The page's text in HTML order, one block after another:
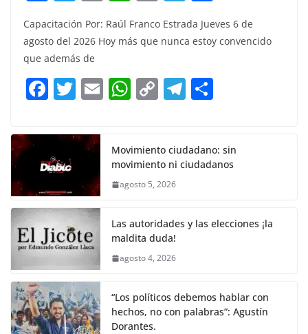
a
c
e
b
o
k
itt
er
m
ai at
A
p
p
Li
n
el
e
a
m
ar
e
Capacitación Por: Raúl Franco Estrada Jueves 6 de
agosto del 2026 Hoy más que nunca estoy convencido
que además de
F
c
e
b
o
o
k
T
itt
er
E W
s
A
p
C
y
Li
k
T
gr
a
e
Movimiento ciudadano: sin
movimiento ni ciudadanos
agosto 5, 2026
Las autoridades y las elecciones ¡la
maldita duda!
agosto 4, 2026
“Los políticos debemos hablar con
hechos, no con palabras”: Agustín
Dorantes.